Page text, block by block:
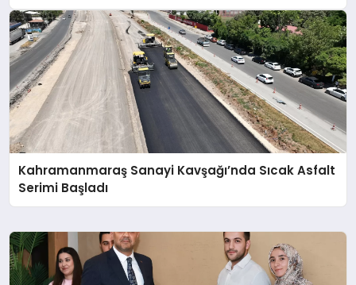
Kahramanmaraş Sanayi Kavşağı’nda Sıcak Asfalt
Serimi Başladı